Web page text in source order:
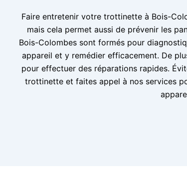
Faire entretenir votre trottinette à Bois-
mais cela permet aussi de prévenir les
Bois-Colombes sont formés pour
appareil et y remédier efficacement. De
pour effectuer des réparations rapides.
trottinette et faites appel à nos services